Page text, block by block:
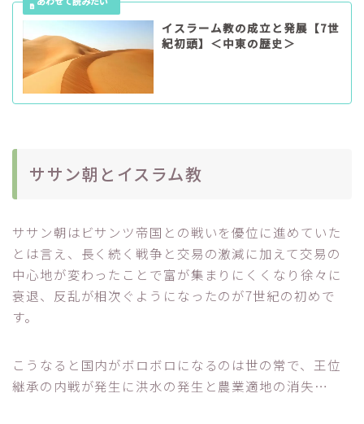
イスラーム教の成立と発展【7世
紀初頭】＜中東の歴史＞
ササン朝とイスラム教
ササン朝はビサンツ帝国との戦いを優位に進めていた
とは言え、長く続く戦争と交易の激減に加えて交易の
中心地が変わったことで富が集まりにくくなり徐々に
衰退、反乱が相次ぐようになったのが7世紀の初めで
す。
こうなると国内がボロボロになるのは世の常で、王位
継承の内戦が発生に洪水の発生と農業適地の消失…